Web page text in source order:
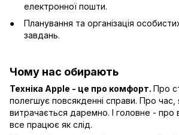
електронної пошти.
Планування та організація
завдань.
Чому нас обирають
Техніка Apple - це про комфорт. Про
полегшує повсякденні справи. Про час,
витрачається даремно. І головне - про
все працює як слід.